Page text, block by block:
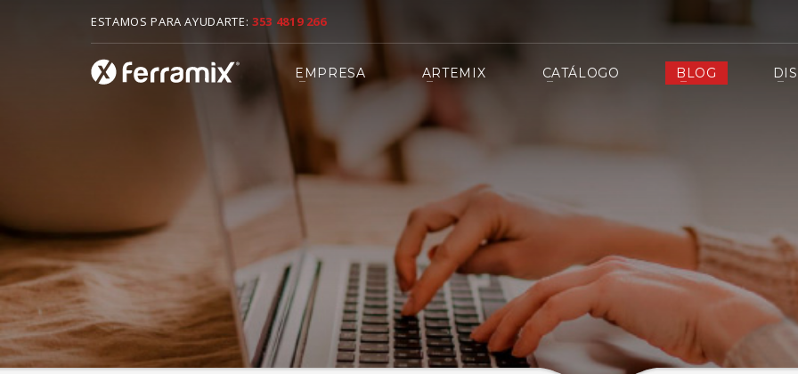
MEDIOS DE CONTACTO
1 Whatsapp 2 Asistente virtual
Tratamos de mejorar cada dia para ofrecer el mejor servicio pre y postventa del mercado y siempre cerca de nuestros clientes.
ESTAMOS PARA AYUDARTE: 353 4819 266
EMPRESA ARTEMIX CATÁLOGO BLOG